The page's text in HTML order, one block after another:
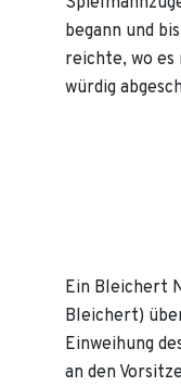
begann und
reichte, wo
würdig
Ein Bleichert
Bleichert)
Einweihung
an den